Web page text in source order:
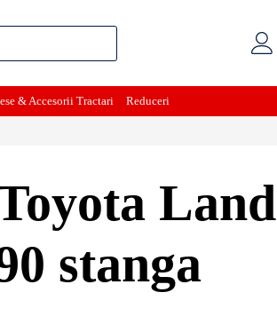
& Accesorii Tractari Reduceri
Land
stanga